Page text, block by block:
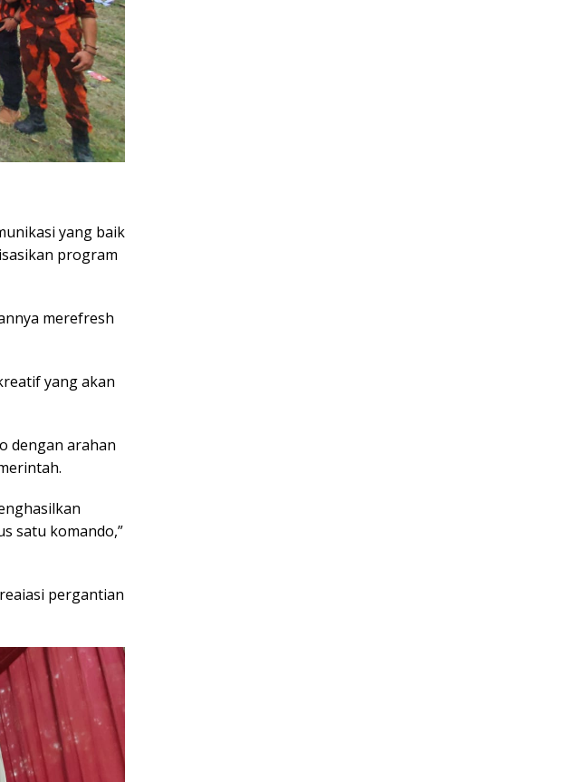
yang baik
program
merefresh
yang akan
dengan arahan
satu komando,”
pergantian